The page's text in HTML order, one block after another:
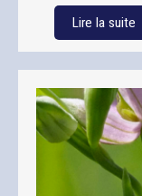
Lire la suite